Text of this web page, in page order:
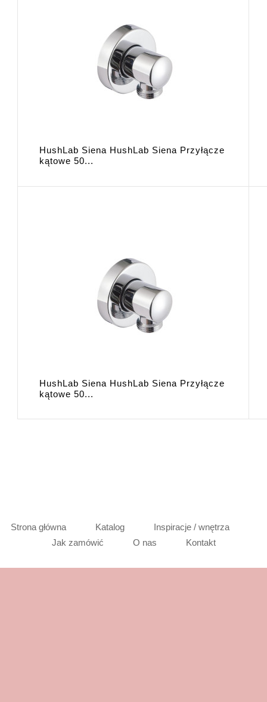
HushLab Siena HushLab Siena Przyłącze
kątowe 50...
HushLab Siena HushLab Siena Przyłącze
kątowe 50...
Strona główna Katalog
Inspiracje / wnętrza
Jak zamówić
O nas Kontakt